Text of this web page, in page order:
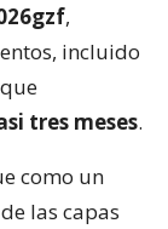
,
incluido
tres meses.
como un
las capas